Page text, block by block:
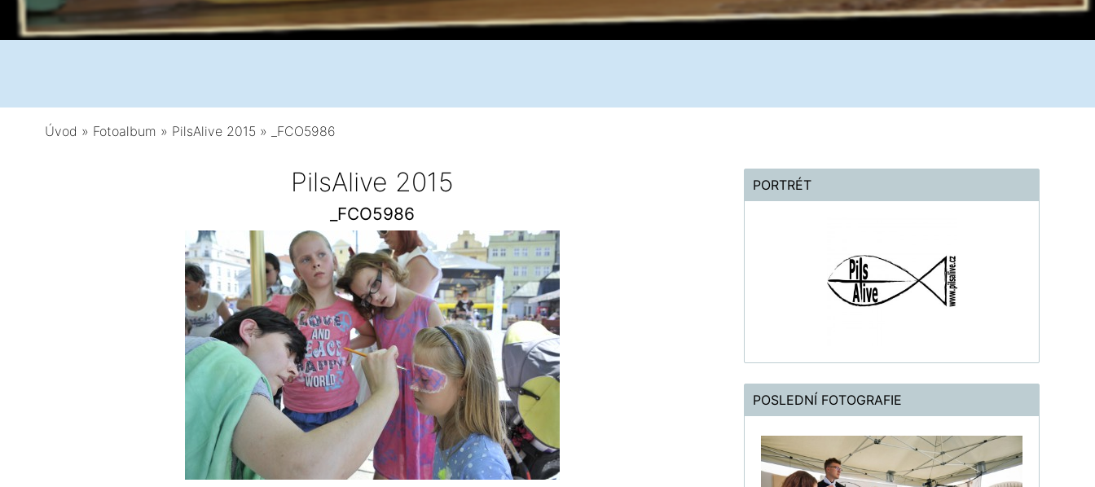
Úvod » Fotoalbum » PilsAlive 2015 » _FCO5986
PilsAlive 2015
_FCO5986
PORTRÉT
POSLEDNÍ FOTOGRAFIE